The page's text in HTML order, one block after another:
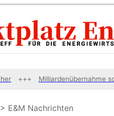
Milliardenübernahme soll
> E&M Nachrichten